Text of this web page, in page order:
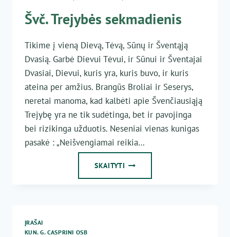
Švč. Trejybės sekmadienis
Tikime į vieną Dievą, Tėvą, Sūnų ir Šventąją
Dvasią. Garbė Dievui Tėvui, ir Sūnui ir Šventajai
Dvasiai, Dievui, kuris yra, kuris buvo, ir kuris
ateina per amžius. Brangūs Broliai ir Seserys,
neretai manoma, kad kalbėti apie Švenčiausiąją
Trejybę yra ne tik sudėtinga, bet ir pavojinga
bei rizikinga užduotis. Neseniai vienas kunigas
pasakė : „Neišvengiamai reikia…
SKAITYTI ŠVČ.
ĮRAŠAI
KUN. G. CASPRINI OSB